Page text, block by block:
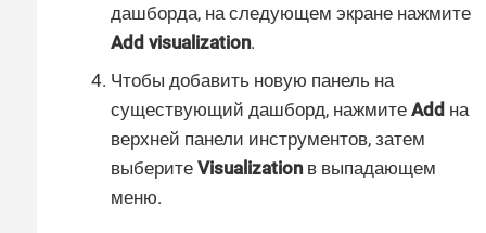
дашборда, на следующем экране нажмите
Add visualization.
Чтобы добавить новую панель на
существующий дашборд, нажмите Add на
верхней панели инструментов, затем
выберите Visualizationв выпадающем
меню.